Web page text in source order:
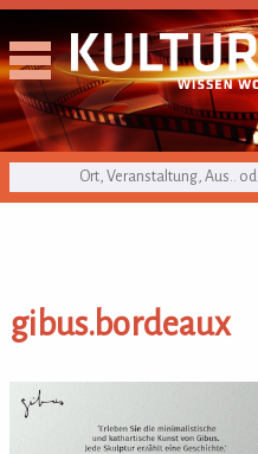
KULTURpur Suche
gibus.bordeaux
gibus.bordeaux